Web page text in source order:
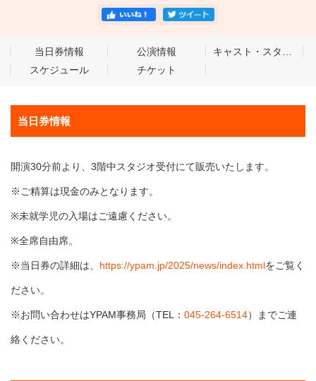
当日券情報 公演情報
キャスト・スタッフ
スケジュール
チケット
当日券情報
開演30分前より、3階中スタジオ受付にて販売いたします。
※ご精算は現金のみとなります。
※未就学児の入場はご遠慮ください。
※全席自由席。
※当日券の詳細は、 https://ypam.jp/2025/news/index.htmlをご覧く
ださい。
※お問い合わせはYPAM事務局（TEL： 045-264-6514）までご連
絡ください。